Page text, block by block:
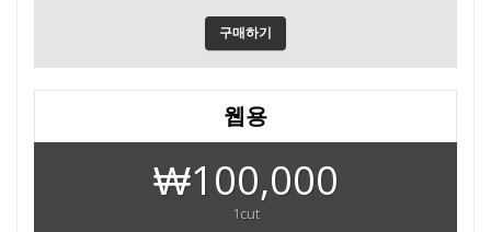
구매하기
웹용
₩100,000
1cut